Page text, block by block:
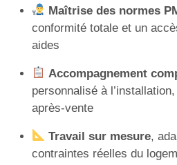
Maîtrise des normes
conformité totale et un
aides
Accompagnement
personnalisé à
après-vente
Travail sur mesure,
contraintes réelles du